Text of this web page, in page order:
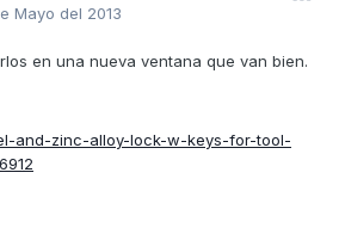
Mayo del 2013
en una nueva ventana que van bien.
and-zinc-alloy-lock-w-keys-for-tool-